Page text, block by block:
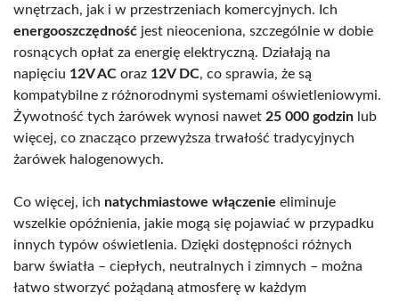
wnętrzach, jak i w przestrzeniach komercyjnych. Ich
energooszczędność jest nieoceniona, szczególnie w dobie
rosnących opłat za energię elektryczną. Działają na
napięciu 12V AC oraz 12V DC, co sprawia, że są
kompatybilne z różnorodnymi systemami oświetleniowymi.
Żywotność tych żarówek wynosi nawet 25 000 godzin lub
więcej, co znacząco przewyższa trwałość tradycyjnych
żarówek halogenowych.
Co więcej, ich natychmiastowe włączenie eliminuje
wszelkie opóźnienia, jakie mogą się pojawiać w przypadku
innych typów oświetlenia. Dzięki dostępności różnych
barw światła – ciepłych, neutralnych i zimnych – można
łatwo stworzyć pożądaną atmosferę w każdym